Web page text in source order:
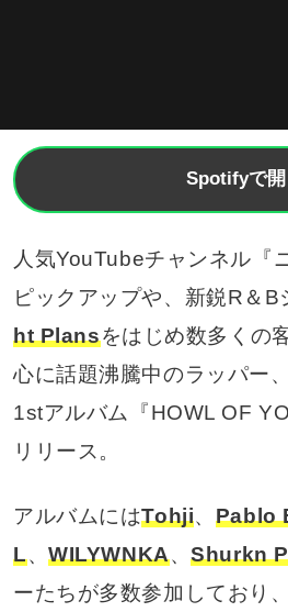
Spotifyで開
人気YouTubeチャンネル『
ピックアップや、新鋭R＆B
ht Plansをはじめ数多くの
心に話題沸騰中のラッパー
1stアルバム『HOWL OF
リリース。
アルバムにはTohji、 Pablo
L、WILYWNKA、Shurkn
ーたちが多数参加しており